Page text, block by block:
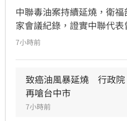
中聯毒油案持續延燒，衛
家會議紀錄，證實中聯代
疑，與會的台大教授蘇南維
演變為政治議題，並解釋
準」是基於營養標示的務
正）
7小時前
致癌油風暴延燒　行政院
再嗆台中市
7小時前